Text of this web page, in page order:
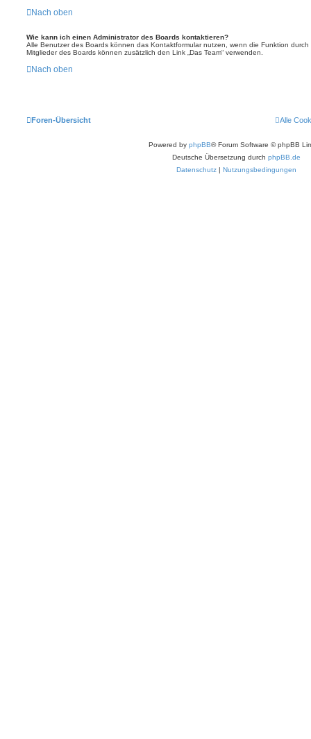
Nach oben
Wie kann ich einen Administrator des Boards kontaktieren?
Alle Benutzer des Boards können das Kontaktformular nutzen, wenn die Funktion
Mitglieder des Boards können zusätzlich den Link „Das Team“ verwenden.
Nach oben
Foren-Übersicht Alle
Powered by phpBB® Forum Software © phpBB
Deutsche Übersetzung durch phpBB.de
Datenschutz | Nutzungsbedingungen